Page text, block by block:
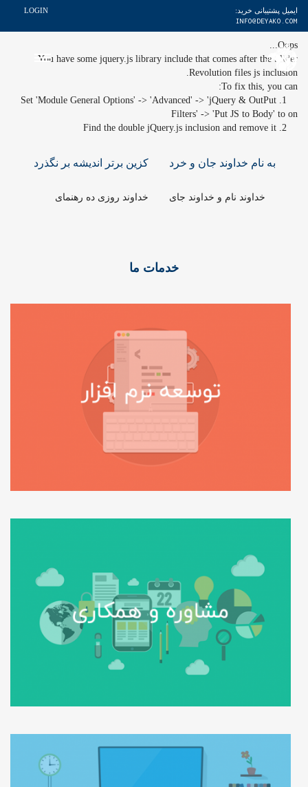
ایمیل پشتیبانی خرید:
INFO@DEYAKO.COM
LOGIN
Oops...
You have some jquery.js library include that comes after the Slider
Revolution files js inclusion.
To fix this, you can:
1. Set 'Module General Options' -> 'Advanced' -> 'jQuery & OutPut
Filters' -> 'Put JS to Body' to on
به نام خداوند جان و خرد کزین برتر اندیشه بر نگذرد
خداوند نام و خداوند جای خداوند روزی ده رهنمای
خدمات ما